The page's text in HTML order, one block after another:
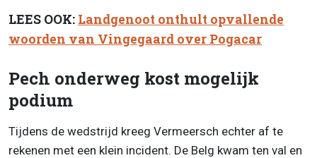
LEES OOK: Landgenoot onthult opvallende
woorden van Vingegaard over Pogacar
Pech onderweg kost mogelijk
podium
Tijdens de wedstrijd kreeg Vermeersch echter af te
rekenen met een klein incident. De Belg kwam ten val en